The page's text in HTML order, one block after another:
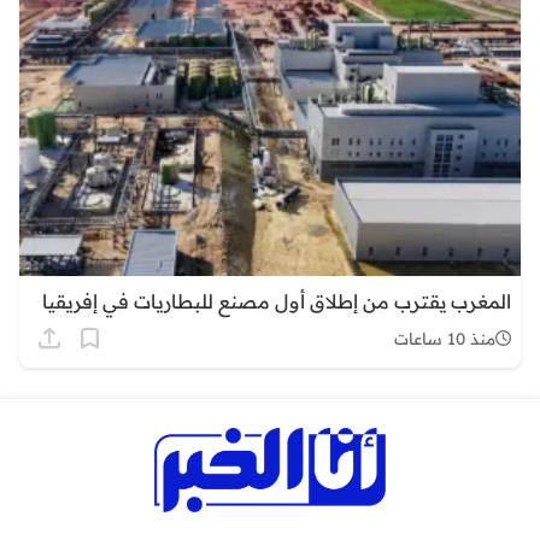
المغرب يقترب من إطلاق أول مصنع للبطاريات في إفريقيا
منذ 10 ساعات